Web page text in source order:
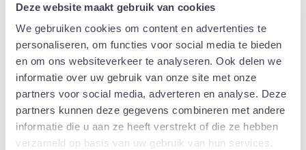
Deze website maakt gebruik van cookies
We gebruiken cookies om content en advertenties te
personaliseren, om functies voor social media te bieden
en om ons websiteverkeer te analyseren. Ook delen we
informatie over uw gebruik van onze site met onze
partners voor social media, adverteren en analyse. Deze
partners kunnen deze gegevens combineren met andere
informatie die u aan ze heeft verstrekt of die ze hebben
verzameld op basis van uw gebruik van hun services.
Webshop Speciaalmengsels (hidden)
Frysk Siedmingsel zand-
veen kades Haulerpolder
In een zakje zitten genoeg zaden om
tientallen planten op te kweken.
incl. btw